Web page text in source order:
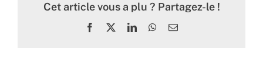
Cet article vous a plu ? Partagez-le !
Facebook LinkedInWhatsApp
Email